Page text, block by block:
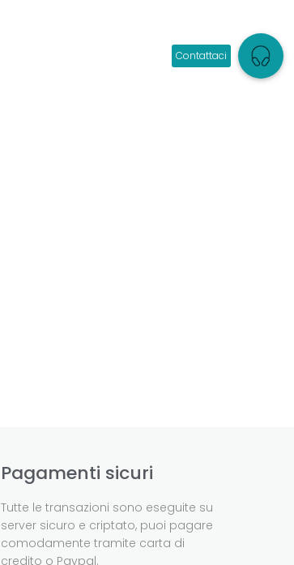
Pagamenti sicuri
Tutte le transazioni sono eseguite su
server sicuro e criptato, puoi pagare
comodamente tramite carta di
credito o Paypal.